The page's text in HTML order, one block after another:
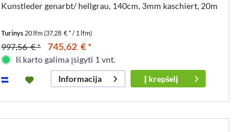
Kunstleder genarbt/ hellgrau, 140cm, 3mm kaschiert, 20m
Turinys 20 lfm(37,28 € * / 1 lfm)
997,56 € * 745,62 € *
Iš karto galima įsigyti 1 vnt.
Informacija
Į krepšelį